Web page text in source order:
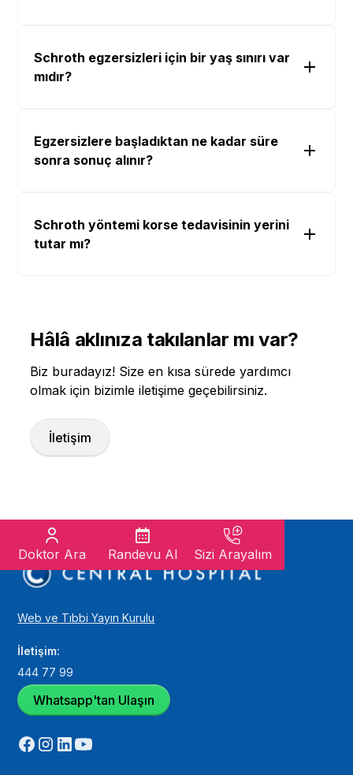
Schroth egzersizleri için bir yaş sınırı var
mıdır?
Egzersizlere başladıktan ne kadar süre
sonra sonuç alınır?
Schroth yöntemi korse tedavisinin yerini
tutar mı?
Hâlâ aklınıza takılanlar mı var?
Biz buradayız! Size en kısa sürede yardımcı
olmak için bizimle iletişime geçebilirsiniz.
İletişim
Doktor Ara Randevu Al Sizi Arayalım
Web ve Tıbbi Yayın Kurulu
İletişim:
444 77 99
Whatsapp'tan Ulaşın